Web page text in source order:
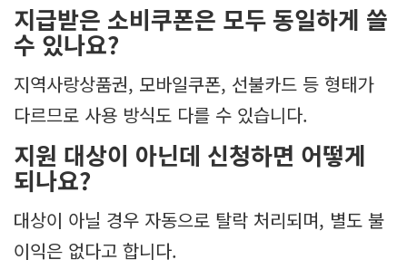
지급받은 소비쿠폰은 모두 동일하게 쓸
수 있나요?
지역사랑상품권, 모바일쿠폰, 선불카드 등 형태가
다르므로 사용 방식도 다를 수 있습니다.
지원 대상이 아닌데 신청하면 어떻게
되나요?
대상이 아닐 경우 자동으로 탈락 처리되며, 별도 불
이익은 없다고 합니다.